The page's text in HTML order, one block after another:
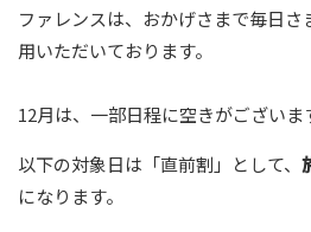
ファレンスは、おかげさまで毎日
用いただいております。
12月は、一部日程に空きがございま
以下の対象日は「直前割」として、
になります。